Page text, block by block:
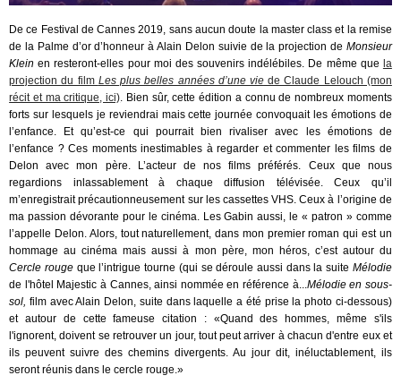
De ce Festival de Cannes 2019, sans aucun doute la master class et la remise
de la Palme d’or d’honneur à Alain Delon suivie de la projection de Monsieur
Klein en resteront-elles pour moi des souvenirs indélébiles. De même que la
projection du film Les plus belles années d’une viede Claude Lelouch (mon
récit et ma critique, ici). Bien sûr, cette édition a connu de nombreux moments
forts sur lesquels je reviendrai mais cette journée convoquait les émotions de
l’enfance. Et qu’est-ce qui pourrait bien rivaliser avec les émotions de
l’enfance ? Ces moments inestimables à regarder et commenter les films de
Delon avec mon père. L’acteur de nos films préférés. Ceux que nous
regardions inlassablement à chaque diffusion télévisée. Ceux qu’il
m’enregistrait précautionneusement sur les cassettes VHS. Ceux à l’origine de
ma passion dévorante pour le cinéma. Les Gabin aussi, le « patron » comme
l’appelle Delon. Alors, tout naturellement, dans mon premier roman qui est un
hommage au cinéma mais aussi à mon père, mon héros, c’est autour du
Cercle rougeque l’intrigue tourne (qui se déroule aussi dans la suite Mélodie
de l'hôtel Majestic à Cannes, ainsi nommée en référence à...Mélodie en sous-
sol, film avec Alain Delon, suite dans laquelle a été prise la photo ci-dessous)
et autour de cette fameuse citation : «Quand des hommes, même s'ils
l'ignorent, doivent se retrouver un jour, tout peut arriver à chacun d'entre eux et
ils peuvent suivre des chemins divergents. Au jour dit, inéluctablement, ils
seront réunis dans le cercle rouge.»